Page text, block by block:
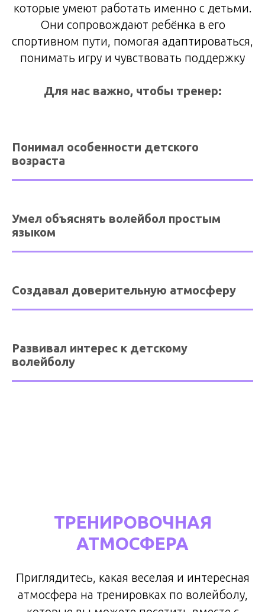
которые умеют работать именно с детьми.
Они сопровождают ребёнка в его
спортивном пути, помогая адаптироваться,
понимать игру и чувствовать поддержку
Для нас важно, чтобы тренер:
Понимал особенности детского
возраста
Умел объяснять волейбол простым
языком
Создавал доверительную атмосферу
Развивал интерес к детскому
волейболу
ТРЕНИРОВОЧНАЯ
АТМОСФЕРА
Приглядитесь, какая веселая и интересная
атмосфера на тренировках по волейболу,